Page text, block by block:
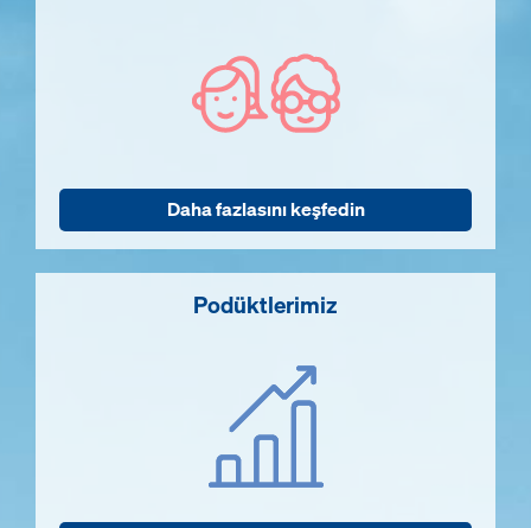
Daha fazlasını keşfedin
Podüktlerimiz